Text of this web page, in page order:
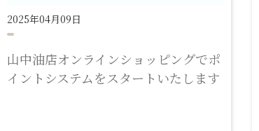
2025年04月09日
山中油店オンラインショッピングでポ
イントシステムをスタートいたします